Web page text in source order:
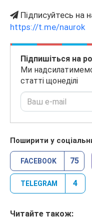
Підписуйтесь на
https://t.me/naurok
Підпишіться на
Ми надсилатимемо
статті щонеділі
Поширити у
FACEBOOK 75
TELEGRAM 4
Читайте також: